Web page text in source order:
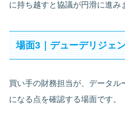
に持ち越すと協議が円滑に進み
場面3｜デューデリジェ
買い手の財務担当が、データル
になる点を確認する場面です。